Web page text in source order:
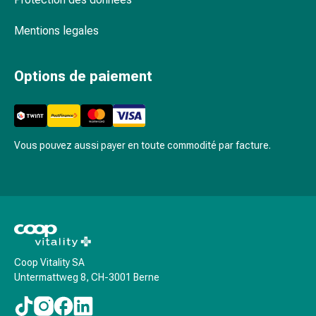
du
(Ronflement)
respiratoires
Médicaments
pour
Infections
Varicelle
Métabolisme
Ostéoporose
Immunosuppresseurs
Mentions legales
Options de paiement
Vous pouvez aussi payer en toute commodité par facture.
Coop Vitality SA
Untermattweg 8, CH-3001 Berne